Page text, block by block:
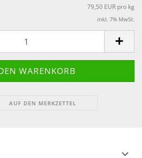
79,50 EUR pro kg
inkl. 7% MwSt.
AUF DEN MERKZETTEL